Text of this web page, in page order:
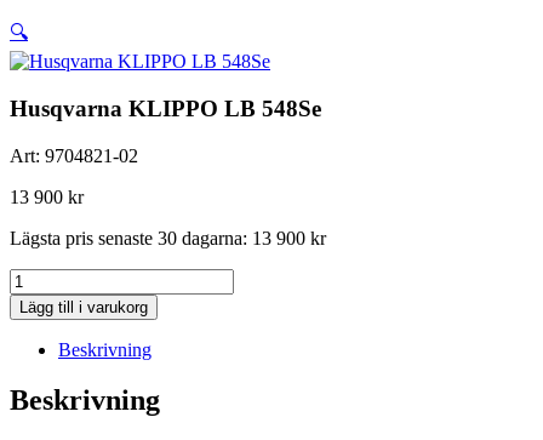
🔍
Husqvarna KLIPPO LB 548Se
Art: 9704821-02
13 900 kr
Lägsta pris senaste 30 dagarna: 13 900 kr
Husqvarna
KLIPPO
LB
548Se
mängd
Lägg till i varukorg
Beskrivning
Beskrivning